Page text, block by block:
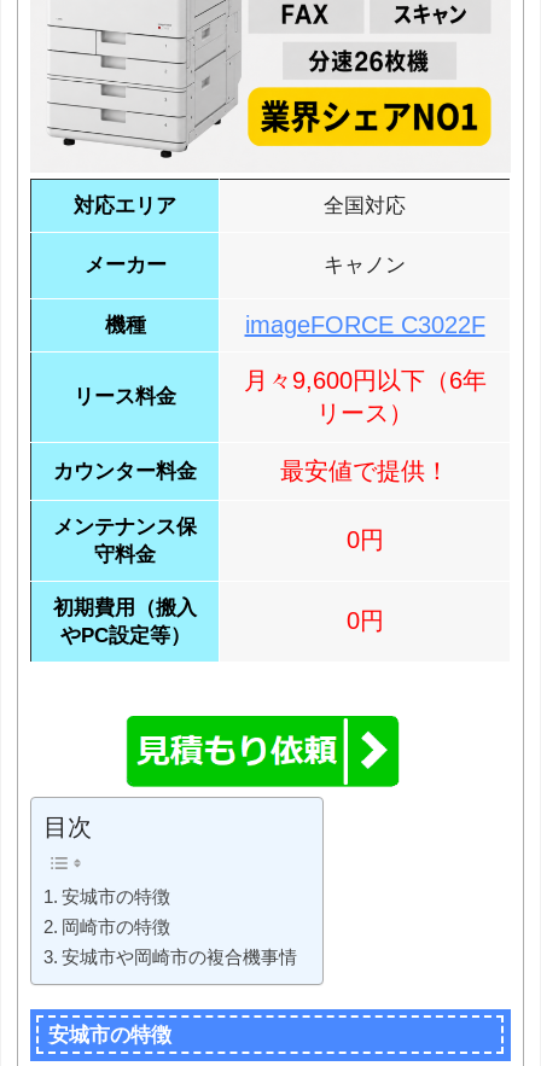
対応エリア 全国対応
メーカー キャノン
機種 imageFORCE C3022F
リース料金
月々9,600円以下（6年
リース）
カウンター料金 最安値で提供！
メンテナンス保
守料金
0円
初期費用（搬入
やPC設定等）
0円
目次
安城市の特徴
岡崎市の特徴
安城市や岡崎市の複合機事情
安城市の特徴